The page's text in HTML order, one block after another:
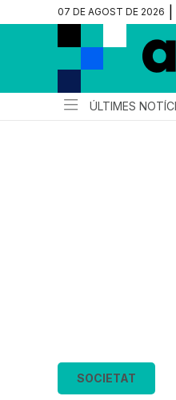
07 DE AGOST DE 2026
ÚLTIMES
SOCIETAT